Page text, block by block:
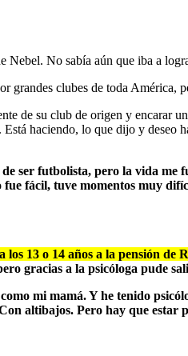
No sabía aún que iba a
grandes clubes de toda América,
de su club de origen y encarar
haciendo, lo que dijo y
ser futbolista, pero la vida
fácil, tuve momentos muy
los 13 o 14 años a la pensión
gracias a la psicóloga pude
mi mamá. Y he tenido
altibajos. Pero hay que estar